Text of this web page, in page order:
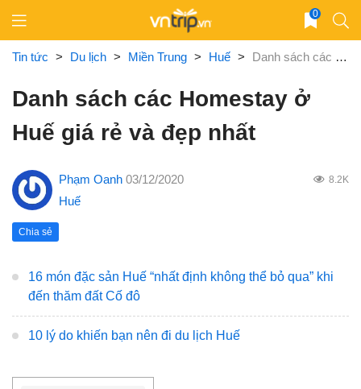
content
0
Tin tức > Du lịch > Miền Trung > Huế > Danh sách các Homestay ở Huế giá rẻ và đẹp nhất
Danh sách các Homestay ở
Huế giá rẻ và đẹp nhất
Phạm Oanh 03/12/2020 8.2K
Huế
Chia sẻ
16 món đặc sản Huế “nhất định không thể bỏ qua” khi
đến thăm đất Cố đô
10 lý do khiến bạn nên đi du lịch Huế